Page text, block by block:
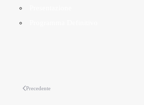
Precedente